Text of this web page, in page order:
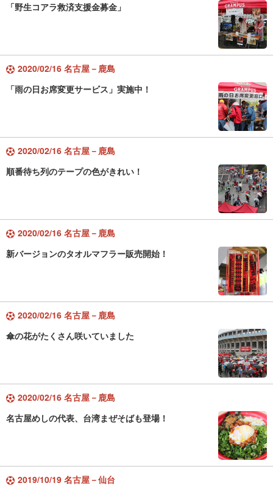
「野生コアラ救済支援金募金」
2020/02/16 名古屋－鹿島
「雨の日お席変更サービス」実施中！
2020/02/16 名古屋－鹿島
順番待ち列のテープの色がきれい！
2020/02/16 名古屋－鹿島
新バージョンのタオルマフラー販売開始！
2020/02/16 名古屋－鹿島
傘の花がたくさん咲いていました
2020/02/16 名古屋－鹿島
名古屋めしの代表、台湾まぜそばも登場！
2019/10/19 名古屋－仙台